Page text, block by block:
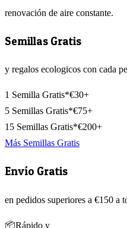
renovación de aire constante.
Semillas Gratis
y regalos ecologicos con cada
1 Semilla Gratis*€30+
5 Semillas Gratis*€75+
15 Semillas Gratis*€200+
Más Semillas Gratis
Envío Gratis
en pedidos superiores a €150
📦Rápido y